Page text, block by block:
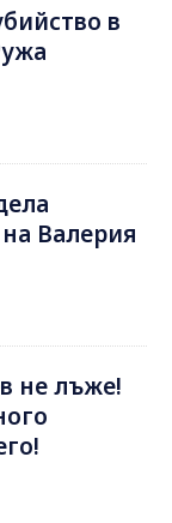
в
Валерия
не лъже!